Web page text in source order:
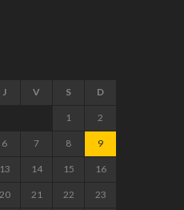
J V S D
1 2
6 7 8 9
13 14 15 16
20 21 22 23